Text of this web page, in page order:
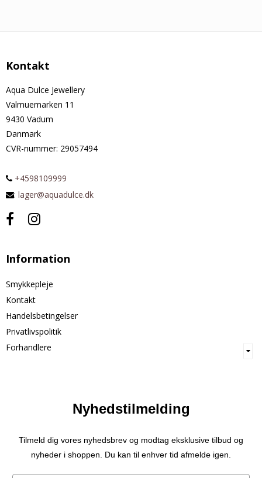
Kontakt
Aqua Dulce Jewellery
Valmuemarken 11
9430 Vadum
Danmark
CVR-nummer: 29057494
+4598109999
: lager@aquadulce.dk
Information
Smykkepleje
Kontakt
Handelsbetingelser
Privatlivspolitik
Forhandlere
Nyhedstilmelding
Tilmeld dig vores nyhedsbrev og modtag eksklusive tilbud og
nyheder i shoppen. Du kan til enhver tid afmelde igen.